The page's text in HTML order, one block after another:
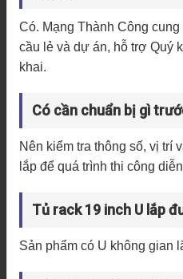
Có. Mạng Thành Công
cầu lẻ và dự án, hỗ trợ Quý
khai.
Có cần chuẩn bị gì
Nên kiểm tra thông số, vị trí
lắp để quá trình thi công
Tủ rack 19 inch U lắp
Sản phẩm có U không gian